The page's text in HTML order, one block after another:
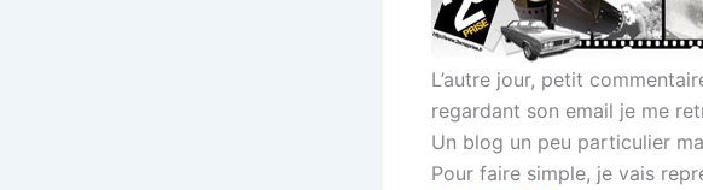
L’autre jour, petit
regardant son email je me
Un blog un peu particulier
Pour faire simple, je vais